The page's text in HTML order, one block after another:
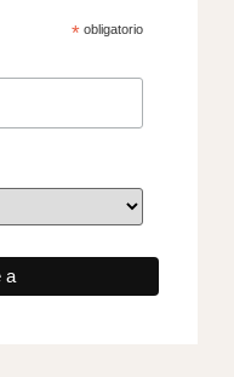
* obligatorio